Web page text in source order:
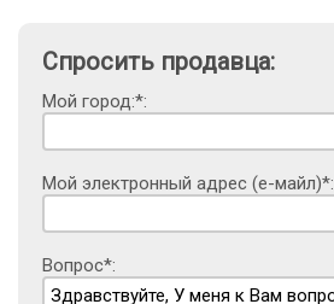
Спросить продавца:
Мой город:*:
Мой электронный адрес (е-майл)*:
Вопрос*: